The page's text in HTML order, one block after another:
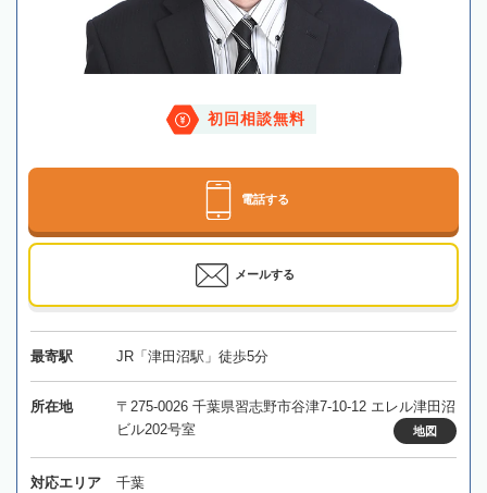
初回相談無料
電話する
メールする
最寄駅 JR「津田沼駅」徒歩5分
所在地
〒275-0026 千葉県習志野市谷津7-10-12 エレル津田沼
ビル202号室
地図
対応エリア 千葉